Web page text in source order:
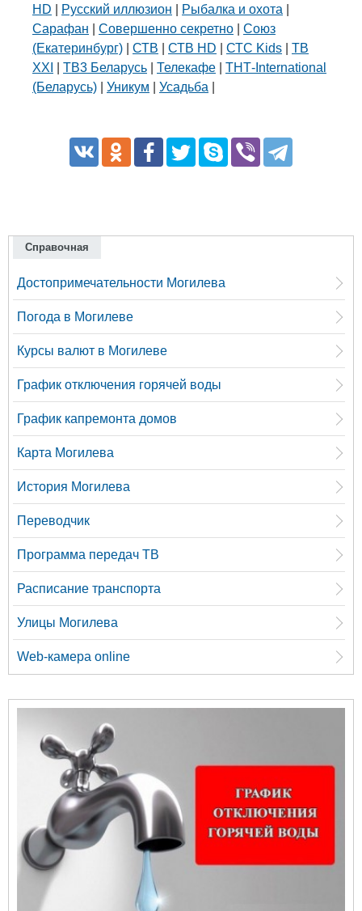
HD Русский иллюзион Рыбалка и охота
Сарафан
Совершенно секретно
Союз
(Екатеринбург)
СТВ СТВ HD СТС Kids
ТВ
XXI
ТВ3 Беларусь Телекафе
ТНТ-International
(Беларусь)
Уникум Усадьба
Справочная
Достопримечательности Могилева
Погода в Могилеве
Курсы валют в Могилеве
График отключения горячей воды
График капремонта домов
Карта Могилева
История Могилева
Переводчик
Программа передач ТВ
Расписание транспорта
Улицы Могилева
Web-камера online